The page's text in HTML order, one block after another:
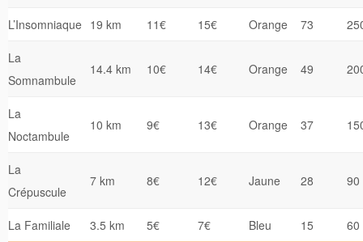
L’Insomniaque 19 km 11€ 15€ Orange 73
La
Somnambule
14.4 km 10€ 14€ Orange 49
La
Noctambule
10 km 9€ 13€ Orange 37
La
Crépuscule
7 km 8€ 12€ Jaune 28 90
La Familiale 3.5 km 5€ 7€ Bleu 15 60